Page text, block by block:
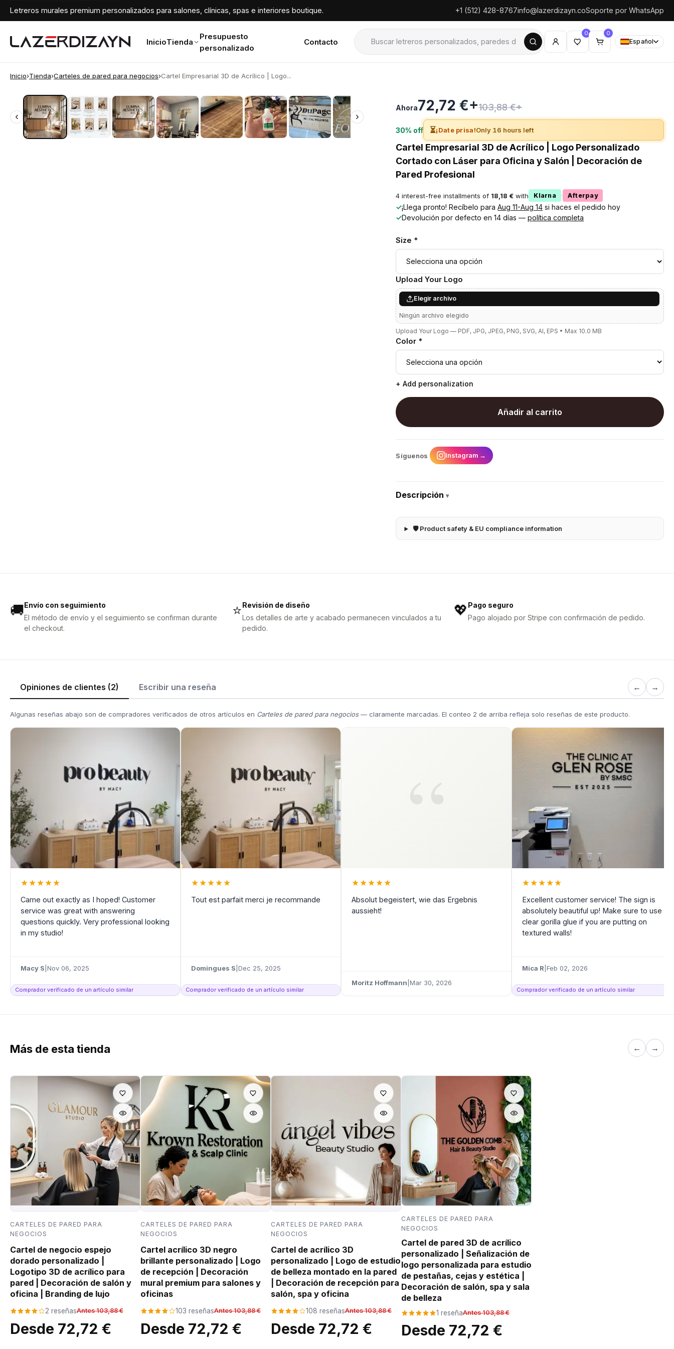
Letreros murales premium personalizados para salones, clínicas, spas e interiores boutique. +1 (512) 428-8767info@lazerdizayn.coSoporte por WhatsApp
InicioTienda
Presupuesto
personalizado
Contacto
0 0
Español
Inicio›Tienda›Carteles de pared para negocios›Cartel Empresarial 3D de Acrílico | Logo...
‹ ›
‹ ›
Ahora72,72 €+103,88 €+
30% off ⏳¡Date prisa!Only 16 hours left
Cartel Empresarial 3D de Acrílico | Logo Personalizado
Cortado con Láser para Oficina y Salón | Decoración de
Pared Profesional
4 interest-free installments of 18,18 € with Klarna · Afterpay
✓¡Llega pronto! Recíbelo paraAug 11-Aug 14 si haces el pedido hoy
✓Devolución por defecto en 14 días —política completa
Size *
Upload Your Logo
Elegir archivo
Ningún archivo elegido
Upload Your Logo — PDF, JPG, JPEG, PNG, SVG, AI, EPS • Max 10.0 MB
Color *
+ Add personalization
Añadir al carrito
Síguenos Instagram →
Descripción▾
🛡 Product safety & EU compliance information
🚚Envío con seguimiento
El método de envío y el seguimiento se confirman durante
el checkout.
⭐Revisión de diseño
Los detalles de arte y acabado permanecen vinculados a tu
pedido.
💖Pago seguro
Pago alojado por Stripe con confirmación de pedido.
Opiniones de clientes (2) Escribir una reseña ← →
Algunas reseñas abajo son de compradores verificados de otros artículos en Carteles de pared para negocios— claramente marcadas. El conteo 2 de arriba refleja solo reseñas de este producto.
★★★★★
Came out exactly as I hoped! Customer
service was great with answering
questions quickly. Very professional looking
in my studio!
Macy S Nov 06, 2025
Comprador verificado de un artículo similar
★★★★★
Tout est parfait merci je recommande
Domingues S Dec 25, 2025
Comprador verificado de un artículo similar
★★★★★
Absolut begeistert, wie das Ergebnis
aussieht!
Moritz Hoffmann Mar 30, 2026
★★★★★
Excellent customer service! The sign is
absolutely beautiful up! Make sure to use
clear gorilla glue if you are putting on
textured walls!
Mica R Feb 02, 2026
Comprador verificado de un artículo similar
Más de esta tienda ← →
CARTELES DE PARED PARA
NEGOCIOS
Cartel de negocio espejo
dorado personalizado |
Logotipo 3D de acrílico para
pared | Decoración de salón y
oficina | Branding de lujo
2 reseñasAntes 103,88 €
Desde 72,72 €
CARTELES DE PARED PARA
NEGOCIOS
Cartel acrílico 3D negro
brillante personalizado | Logo
de recepción | Decoración
mural premium para salones y
oficinas
103 reseñasAntes 103,88 €
Desde 72,72 €
CARTELES DE PARED PARA
NEGOCIOS
Cartel de acrílico 3D
personalizado | Logo de estudio
de belleza montado en la pared
| Decoración de recepción para
salón, spa y oficina
108 reseñasAntes 103,88 €
Desde 72,72 €
CARTELES DE PARED PARA
NEGOCIOS
Cartel de pared 3D de acrílico
personalizado | Señalización de
logo personalizada para estudio
de pestañas, cejas y estética |
Decoración de salón, spa y sala
de belleza
1 reseñaAntes 103,88 €
Desde 72,72 €